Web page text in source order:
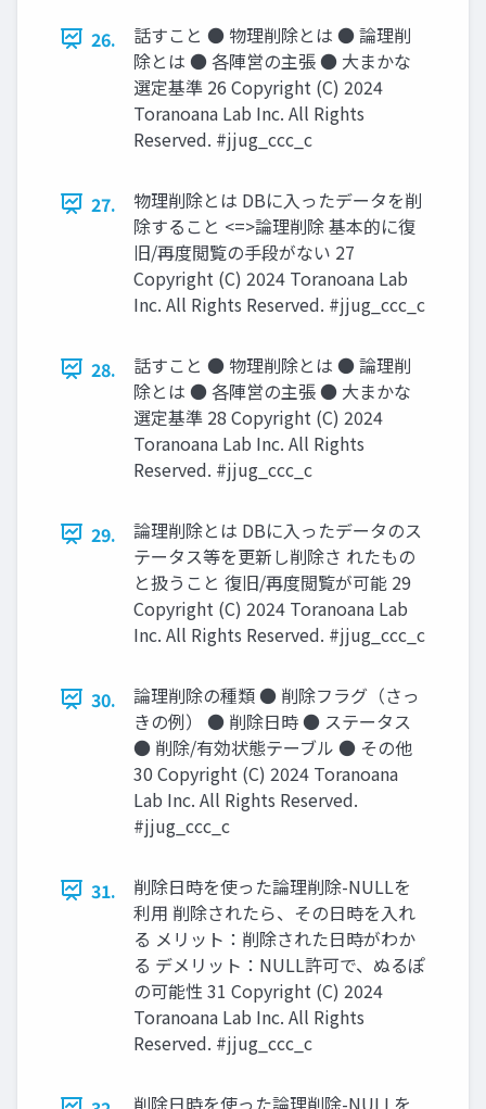
26.
話すこと ● 物理削除とは ● 論理削
除とは ● 各陣営の主張 ● 大まかな
選定基準 26 Copyright (C) 2024
Toranoana Lab Inc. All Rights
Reserved. #jjug_ccc_c
27.
物理削除とは DBに入ったデータを削
除すること <=>論理削除 基本的に復
旧/再度閲覧の手段がない 27
Copyright (C) 2024 Toranoana Lab
Inc. All Rights Reserved. #jjug_ccc_c
28.
話すこと ● 物理削除とは ● 論理削
除とは ● 各陣営の主張 ● 大まかな
選定基準 28 Copyright (C) 2024
Toranoana Lab Inc. All Rights
Reserved. #jjug_ccc_c
29.
論理削除とは DBに入ったデータのス
テータス等を更新し削除さ れたもの
と扱うこと 復旧/再度閲覧が可能 29
Copyright (C) 2024 Toranoana Lab
Inc. All Rights Reserved. #jjug_ccc_c
30.
論理削除の種類 ● 削除フラグ（さっ
きの例） ● 削除日時 ● ステータス
● 削除/有効状態テーブル ● その他
30 Copyright (C) 2024 Toranoana
Lab Inc. All Rights Reserved.
#jjug_ccc_c
31.
削除日時を使った論理削除-NULLを
利用 削除されたら、その日時を入れ
る メリット：削除された日時がわか
る デメリット：NULL許可で、ぬるぽ
の可能性 31 Copyright (C) 2024
Toranoana Lab Inc. All Rights
Reserved. #jjug_ccc_c
削除日時を使った論理削除-NULLを